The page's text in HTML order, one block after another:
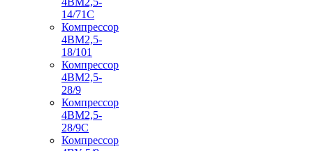
14/71C
Компрессор
4ВМ2,5-
18/101
Компрессор
4ВМ2,5-
28/9
Компрессор
4ВМ2,5-
28/9С
Компрессор